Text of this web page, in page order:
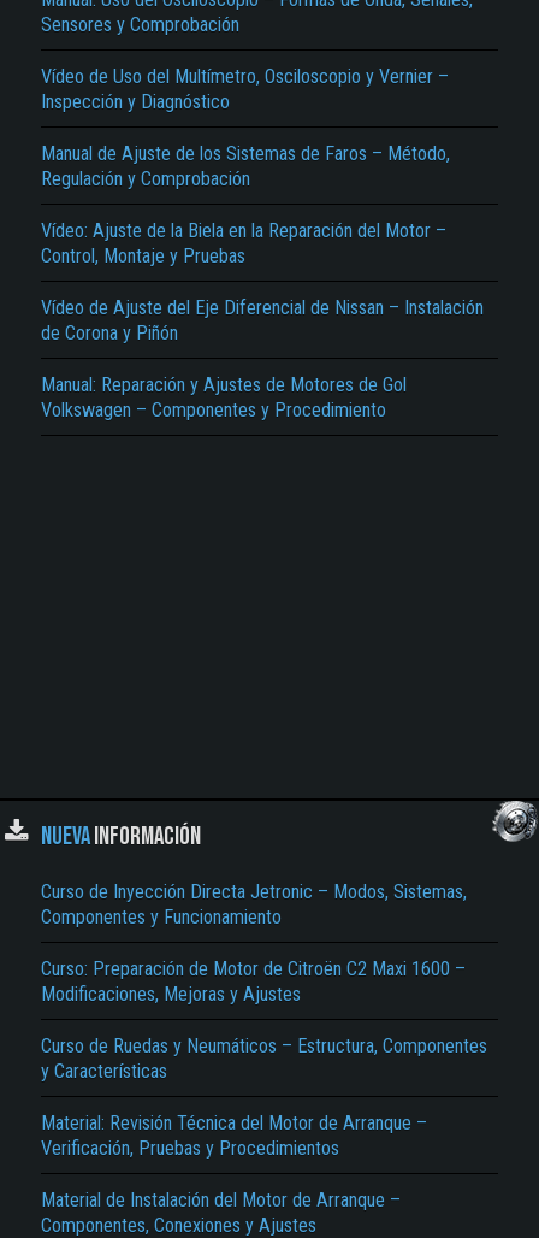
Sensores y Comprobación
Vídeo de Uso del Multímetro, Osciloscopio y Vernier –
Inspección y Diagnóstico
Manual de Ajuste de los Sistemas de Faros – Método,
Regulación y Comprobación
Vídeo: Ajuste de la Biela en la Reparación del Motor –
Control, Montaje y Pruebas
Vídeo de Ajuste del Eje Diferencial de Nissan – Instalación
de Corona y Piñón
Manual: Reparación y Ajustes de Motores de Gol
Volkswagen – Componentes y Procedimiento
NUEVAINFORMACIÓN
Curso de Inyección Directa Jetronic – Modos, Sistemas,
Componentes y Funcionamiento
Curso: Preparación de Motor de Citroën C2 Maxi 1600 –
Modificaciones, Mejoras y Ajustes
Curso de Ruedas y Neumáticos – Estructura, Componentes
y Características
Material: Revisión Técnica del Motor de Arranque –
Verificación, Pruebas y Procedimientos
Material de Instalación del Motor de Arranque –
Componentes, Conexiones y Ajustes
Texto o Imagen de portada son erróneos.
No carga o no se visualiza el contenido.